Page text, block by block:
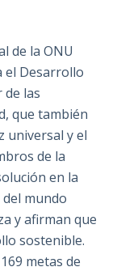
de la ONU
el Desarrollo
de las
que también
universal y el
de la
en la
mundo
y afirman que
sostenible.
metas de